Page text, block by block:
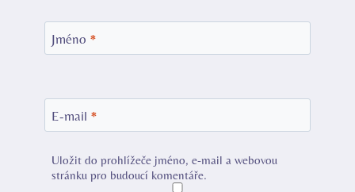
Jméno *
E-mail *
Uložit do prohlížeče jméno, e-mail a webovou
stránku pro budoucí komentáře.